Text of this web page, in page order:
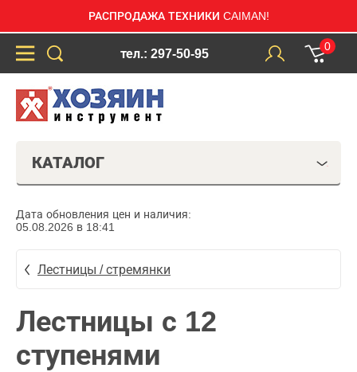
РАСПРОДАЖА ТЕХНИКИ CAIMAN!
тел.: 297-50-95
0
КАТАЛОГ
Дата обновления цен и наличия:
05.08.2026 в 18:41
Лестницы / стремянки
Лестницы с 12
ступенями